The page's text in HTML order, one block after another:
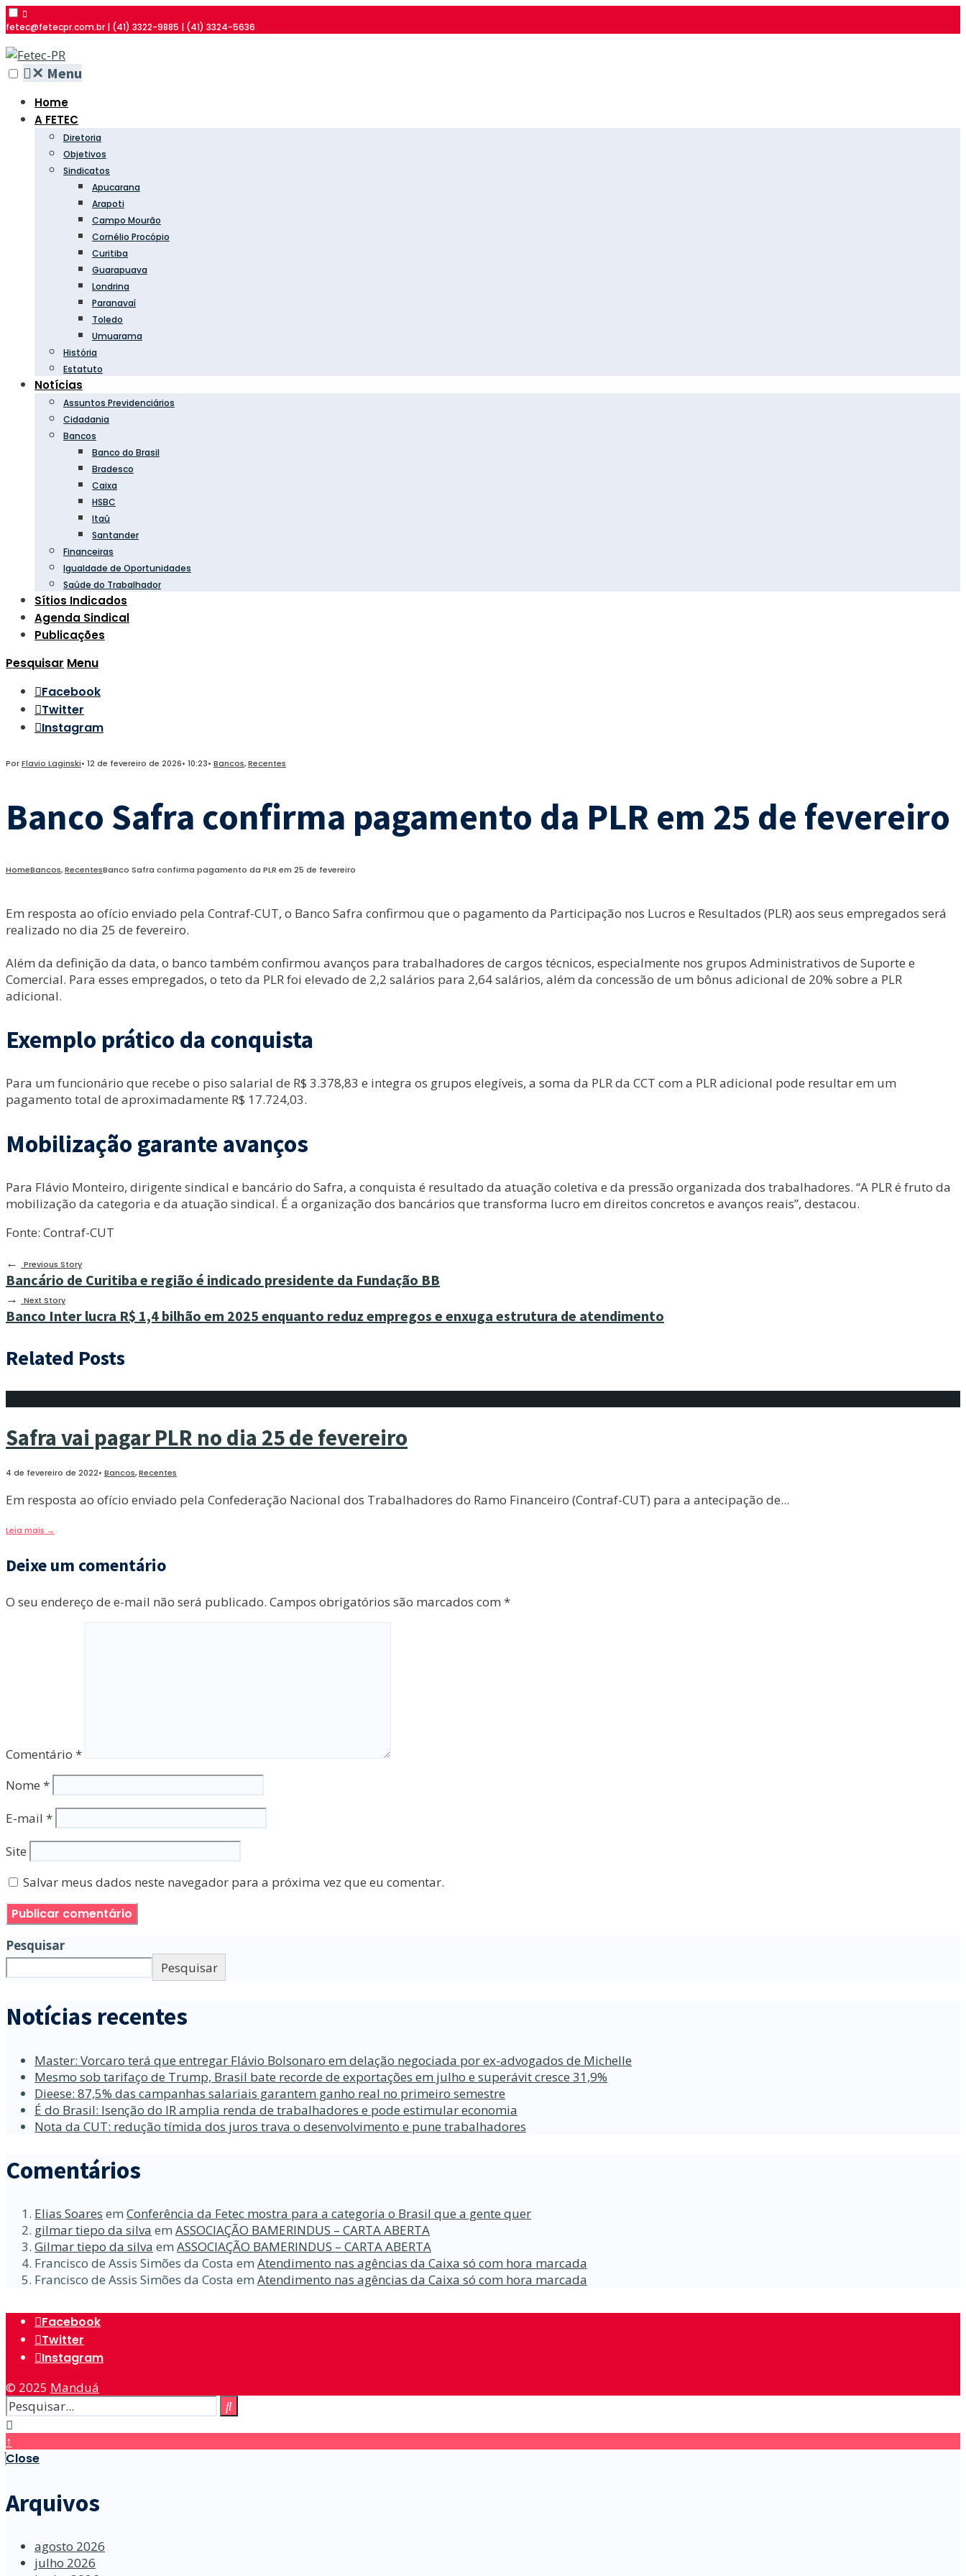
fetec@fetecpr.com.br | (41) 3322-9885 | (41) 3324-5636
✕ Menu
Home
A FETEC
Diretoria
Objetivos
Sindicatos
Apucarana
Arapoti
Campo Mourão
Cornélio Procópio
Curitiba
Guarapuava
Londrina
Paranavaí
Toledo
Umuarama
História
Estatuto
Notícias
Assuntos Previdenciários
Cidadania
Bancos
Banco do Brasil
Bradesco
Caixa
HSBC
Itaú
Santander
Financeiras
Igualdade de Oportunidades
Saúde do Trabalhador
Sítios Indicados
Agenda Sindical
Publicações
Pesquisar Menu
Facebook
Twitter
Instagram
PorFlavio Laginski• 12 de fevereiro de 2026• 10:23• Bancos,Recentes
Banco Safra confirma pagamento da PLR em 25 de fevereiro
HomeBancos,RecentesBanco Safra confirma pagamento da PLR em 25 de fevereiro
Em resposta ao ofício enviado pela Contraf-CUT, o Banco Safra confirmou que o pagamento da Participação nos Lucros e Resultados (PLR) aos seus empregados será
realizado no dia 25 de fevereiro.
Além da definição da data, o banco também confirmou avanços para trabalhadores de cargos técnicos, especialmente nos grupos Administrativos de Suporte e
Comercial. Para esses empregados, o teto da PLR foi elevado de 2,2 salários para 2,64 salários, além da concessão de um bônus adicional de 20% sobre a PLR
adicional.
Exemplo prático da conquista
Para um funcionário que recebe o piso salarial de R$ 3.378,83 e integra os grupos elegíveis, a soma da PLR da CCT com a PLR adicional pode resultar em um
pagamento total de aproximadamente R$ 17.724,03.
Mobilização garante avanços
Para Flávio Monteiro, dirigente sindical e bancário do Safra, a conquista é resultado da atuação coletiva e da pressão organizada dos trabalhadores. “A PLR é fruto da
mobilização da categoria e da atuação sindical. É a organização dos bancários que transforma lucro em direitos concretos e avanços reais”, destacou.
Fonte: Contraf-CUT
←
Previous Story
Bancário de Curitiba e região é indicado presidente da Fundação BB
→ Next Story
Banco Inter lucra R$ 1,4 bilhão em 2025 enquanto reduz empregos e enxuga estrutura de atendimento
Related Posts
Safra vai pagar PLR no dia 25 de fevereiro
4 de fevereiro de 2022• Bancos,Recentes
Em resposta ao ofício enviado pela Confederação Nacional dos Trabalhadores do Ramo Financeiro (Contraf-CUT) para a antecipação de...
Leia mais →
Deixe um comentário
O seu endereço de e-mail não será publicado. Campos obrigatórios são marcados com *
Comentário *
Nome *
E-mail *
Site
Salvar meus dados neste navegador para a próxima vez que eu comentar.
Pesquisar
Pesquisar
Notícias recentes
Master: Vorcaro terá que entregar Flávio Bolsonaro em delação negociada por ex-advogados de Michelle
Mesmo sob tarifaço de Trump, Brasil bate recorde de exportações em julho e superávit cresce 31,9%
Dieese: 87,5% das campanhas salariais garantem ganho real no primeiro semestre
É do Brasil: Isenção do IR amplia renda de trabalhadores e pode estimular economia
Nota da CUT: redução tímida dos juros trava o desenvolvimento e pune trabalhadores
Comentários
Elias Soares em Conferência da Fetec mostra para a categoria o Brasil que a gente quer
gilmar tiepo da silva em ASSOCIAÇÃO BAMERINDUS – CARTA ABERTA
Gilmar tiepo da silva em ASSOCIAÇÃO BAMERINDUS – CARTA ABERTA
Francisco de Assis Simões da Costa em Atendimento nas agências da Caixa só com hora marcada
Francisco de Assis Simões da Costa em Atendimento nas agências da Caixa só com hora marcada
Facebook
Twitter
Instagram
© 2025 Manduá
↑
Close
Arquivos
agosto 2026
julho 2026